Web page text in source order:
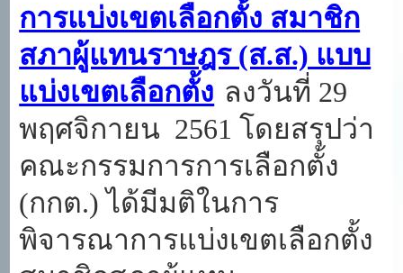
การแบ่งเขตเลือกตั้ง สมาชิก
สภาผู้แทนราษฎร (ส.ส.) แบบ
แบ่งเขตเลือกตั้ง ลงวันที่ 29
พฤศจิกายน 2561 โดยสรุปว่า
คณะกรรมการการเลือกตั้ง
(กกต.) ได้มีมติในการ
พิจารณาการแบ่งเขตเลือกตั้ง